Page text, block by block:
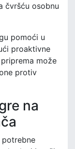
čvršću osobnu
pomoći u
proaktivne
može
protiv
na